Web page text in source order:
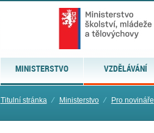
MINISTERSTVO VZDĚLÁVÁNÍ
Titulní stránka ⁄ Ministerstvo ⁄ Pro novináře